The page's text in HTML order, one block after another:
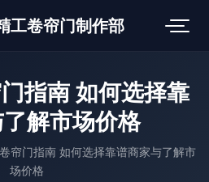
工卷帘门制作部
指南 如何选择靠
解市场价格
帘门指南 如何选择靠谱商家与了解市
场价格